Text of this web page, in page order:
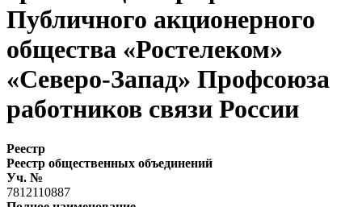
Публичного акционерного
общества «Ростелеком»
«Северо-Запад» Профсоюза
работников связи России
Реестр
Реестр общественных объединений
Уч. №
7812110887